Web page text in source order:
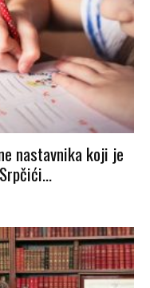
nastavnika koji je